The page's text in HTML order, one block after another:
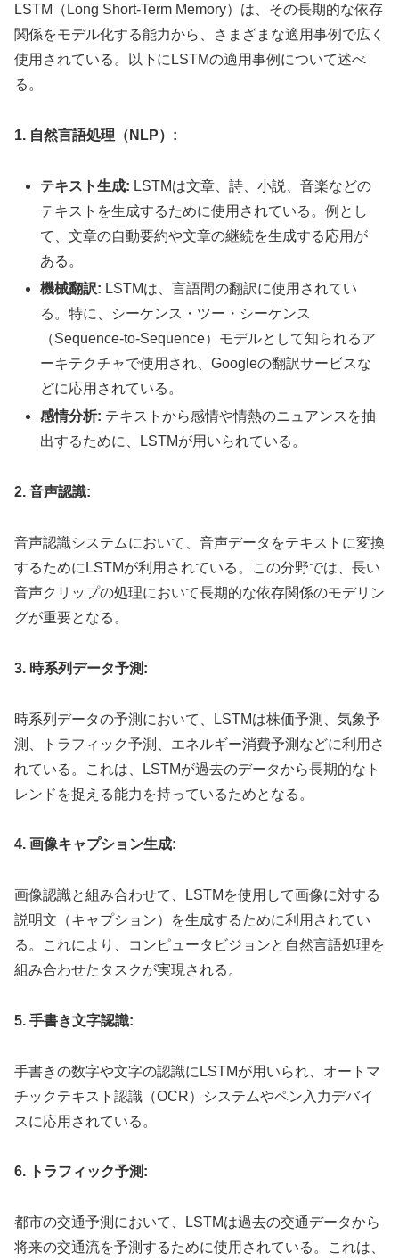
LSTM（Long Short-Term Memory）は、その長期的な依存
関係をモデル化する能力から、さまざまな適用事例で広く
使用されている。以下にLSTMの適用事例について述べ
る。
1. 自然言語処理（NLP）:
テキスト生成: LSTMは文章、詩、小説、音楽などの
テキストを生成するために使用されている。例とし
て、文章の自動要約や文章の継続を生成する応用が
ある。
機械翻訳: LSTMは、言語間の翻訳に使用されてい
る。特に、シーケンス・ツー・シーケンス
（Sequence-to-Sequence）モデルとして知られるア
ーキテクチャで使用され、Googleの翻訳サービスな
どに応用されている。
感情分析: テキストから感情や情熱のニュアンスを抽
出するために、LSTMが用いられている。
2. 音声認識:
音声認識システムにおいて、音声データをテキストに変換
するためにLSTMが利用されている。この分野では、長い
音声クリップの処理において長期的な依存関係のモデリン
グが重要となる。
3. 時系列データ予測:
時系列データの予測において、LSTMは株価予測、気象予
測、トラフィック予測、エネルギー消費予測などに利用さ
れている。これは、LSTMが過去のデータから長期的なト
レンドを捉える能力を持っているためとなる。
4. 画像キャプション生成:
画像認識と組み合わせて、LSTMを使用して画像に対する
説明文（キャプション）を生成するために利用されてい
る。これにより、コンピュータビジョンと自然言語処理を
組み合わせたタスクが実現される。
5. 手書き文字認識:
手書きの数字や文字の認識にLSTMが用いられ、オートマ
チックテキスト認識（OCR）システムやペン入力デバイ
スに応用されている。
6. トラフィック予測:
都市の交通予測において、LSTMは過去の交通データから
将来の交通流を予測するために使用されている。これは、